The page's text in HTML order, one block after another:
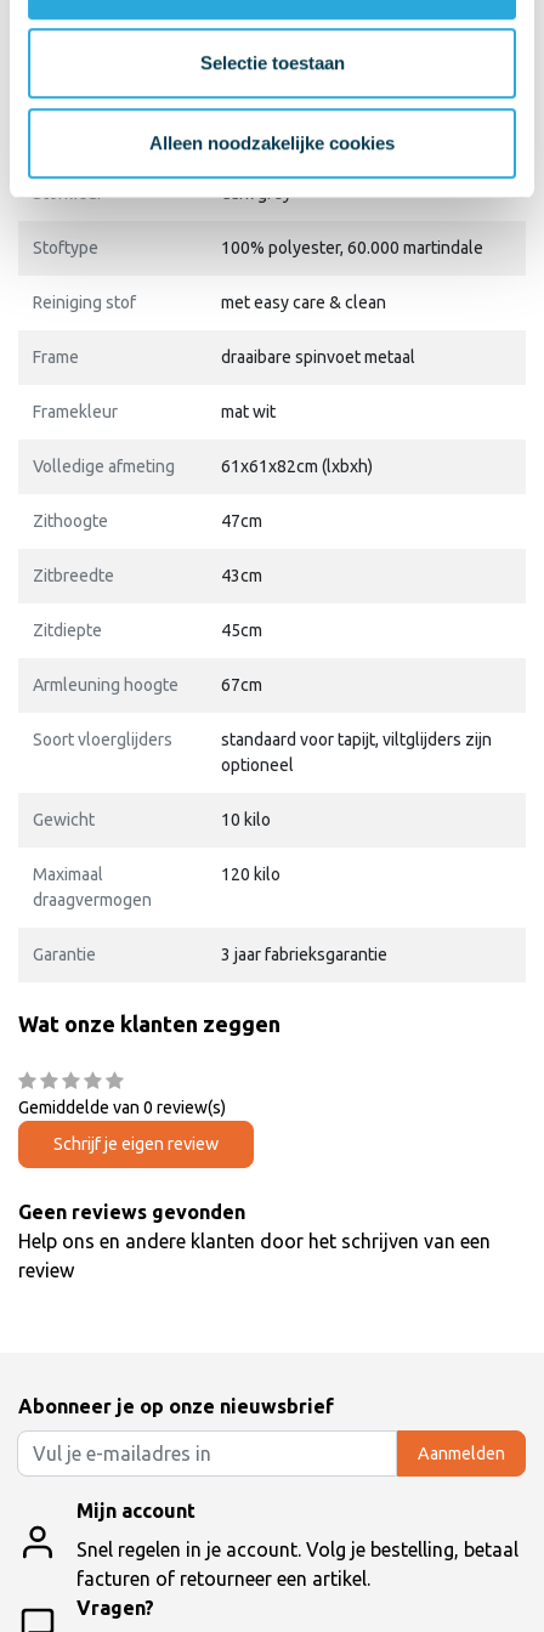
Selectie toestaan
Alleen noodzakelijke cookies
Merk
Deasc.
Shell
Specificaties
van koudschuim gemaakt
Stofkleur dark grey
Stoftype 100% polyester, 60.000 martindale
Reiniging stof met easy care & clean
Frame draaibare spinvoet metaal
Framekleur mat wit
Volledige afmeting 61x61x82cm (lxbxh)
Zithoogte 47cm
Zitbreedte 43cm
Zitdiepte 45cm
Armleuning hoogte 67cm
Soort vloerglijders
standaard voor tapijt, viltglijders zijn
optioneel
Gewicht 10 kilo
Maximaal
draagvermogen
120 kilo
Garantie 3 jaar fabrieksgarantie
Wat onze klanten zeggen
Gemiddelde van 0 review(s)
Schrijf je eigen review
Geen reviews gevonden
Help ons en andere klanten door het schrijven van een
review
Abonneer je op onze nieuwsbrief
Aanmelden
Mijn account
Snel regelen in je account. Volg je bestelling, betaal
facturen of retourneer een artikel.
Vragen?